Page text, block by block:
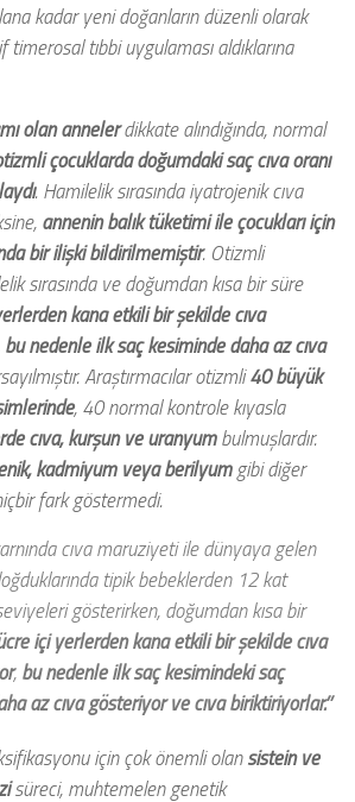
kadar yeni doğanların düzenli olarak
timerosal tıbbi uygulaması aldıklarına
olan annelerdikkate alındığında, normal
çocuklarda doğumdaki saç cıva oranı
. Hamilelik sırasında iyatrojenik cıva
annenin balık tüketimi ile çocukları için
bir ilişki bildirilmemiştir. Otizmli
sırasında ve doğumdan kısa bir süre
kana etkili bir şekilde cıva
bu nedenle ilk saç kesiminde daha az cıva
Araştırmacılar otizmli40 büyük
, 40 normal kontrole kıyasla
cıva, kurşun ve uranyumbulmuşlardır.
kadmiyum veya berilyumgibi diğer
fark göstermedi.
cıva maruziyeti ile dünyaya gelen
tipik bebeklerden 12 kat
gösterirken, doğumdan kısa bir
içi yerlerden kana etkili bir şekilde cıva
, bu nedenle ilk saç kesimindeki saç
az cıva gösteriyor ve cıva biriktiriyorlar.’’
için çok önemli olansistein ve
süreci, muhtemelen genetik